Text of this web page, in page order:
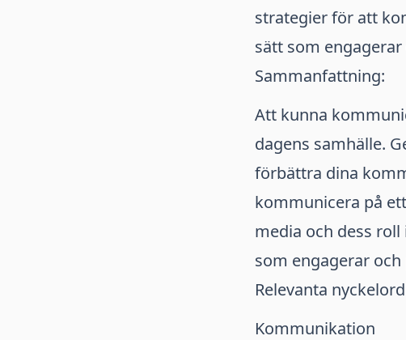
strategier för att
sätt som engagerar
Sammanfattning:
Att kunna
dagens samhälle.
förbättra dina
kommunicera på
media och dess
som engagerar och
Relevanta
Kommunikation